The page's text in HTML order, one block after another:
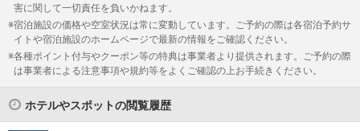
害に関して一切責任を負いかねます。
宿泊施設の価格や空室状況は常に変動しています。ご予約の際は各宿泊予約サ
イトや宿泊施設のホームページで最新の情報をご確認ください。
各種ポイント付与やクーポン等の特典は事業者より提供されます。ご予約の際
は事業者による注意事項や規約等をよくご確認の上お手続きください。
ホテルやスポットの閲覧履歴